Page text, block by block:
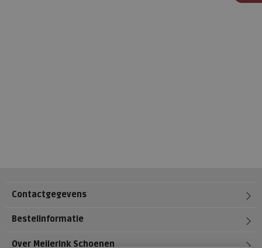
Contactgegevens
Bestelinformatie
Over Meijerink Schoenen